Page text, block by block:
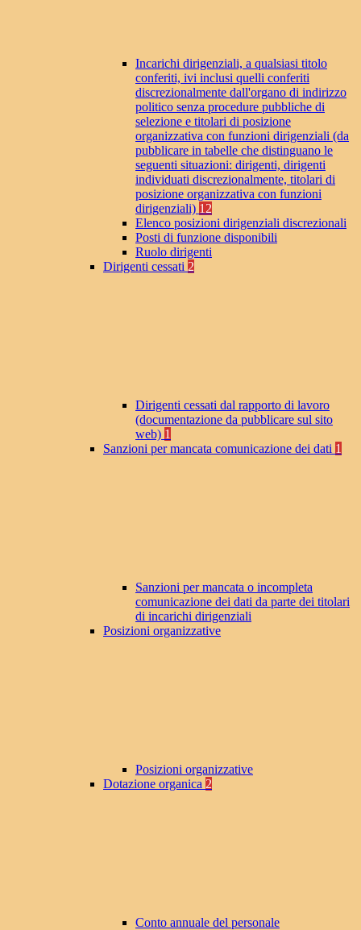
Incarichi dirigenziali, a qualsiasi titolo
conferiti, ivi inclusi quelli conferiti
discrezionalmente dall'organo di indirizzo
politico senza procedure pubbliche di
selezione e titolari di posizione
organizzativa con funzioni dirigenziali (da
pubblicare in tabelle che distinguano le
seguenti situazioni: dirigenti, dirigenti
individuati discrezionalmente, titolari di
posizione organizzativa con funzioni
dirigenziali) 12
Elenco posizioni dirigenziali discrezionali
Posti di funzione disponibili
Ruolo dirigenti
Dirigenti cessati 2
Dirigenti cessati dal rapporto di lavoro
(documentazione da pubblicare sul sito
web) 1
Sanzioni per mancata comunicazione dei dati 1
Sanzioni per mancata o incompleta
comunicazione dei dati da parte dei titolari
di incarichi dirigenziali
Posizioni organizzative
Posizioni organizzative
Dotazione organica 2
Conto annuale del personale